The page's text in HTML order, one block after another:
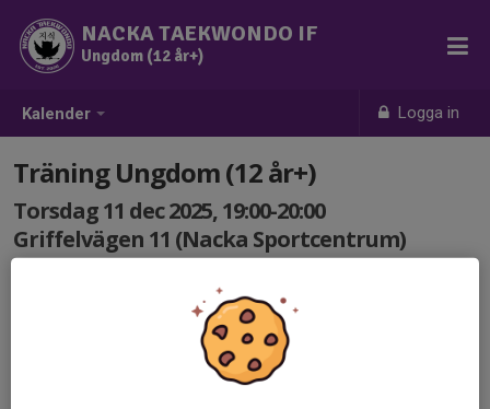
Kalender Logga in
NACKA TAEKWONDO IF
Ungdom (12 år+)
Träning Ungdom (12 år+)
Torsdag 11 dec 2025, 19:00-20:00
Griffelvägen 11 (Nacka Sportcentrum)